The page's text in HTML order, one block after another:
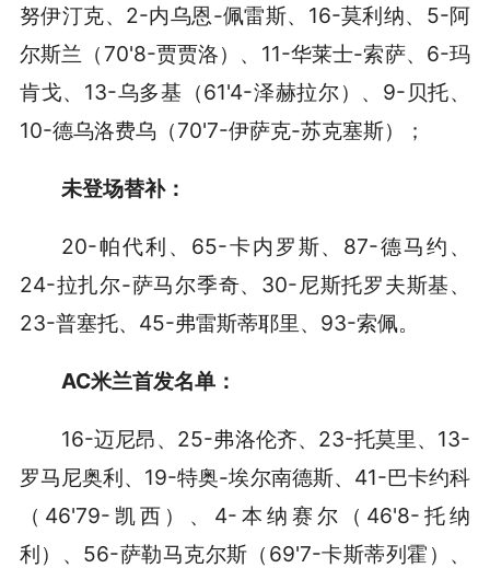
努伊汀克、2-内乌恩-佩雷斯、16-莫利纳、5-阿
尔斯兰（70'8-贾贾洛）、11-华莱士-索萨、6-玛
肯戈、13-乌多基（61'4-泽赫拉尔）、9-贝托、
10-德乌洛费乌（70'7-伊萨克-苏克塞斯）；
未登场替补：
20-帕代利、65-卡内罗斯、87-德马约、
24-拉扎尔-萨马尔季奇、30-尼斯托罗夫斯基、
23-普塞托、45-弗雷斯蒂耶里、93-索佩。
AC米兰首发名单 ：
16-迈尼昂、25-弗洛伦齐、23-托莫里、13-
罗马尼奥利、19-特奥-埃尔南德斯、41-巴卡约科
（46'79-凯西）、4-本纳赛尔（46'8-托纳
利）、56-萨勒马克尔斯（69'7-卡斯蒂列霍）、